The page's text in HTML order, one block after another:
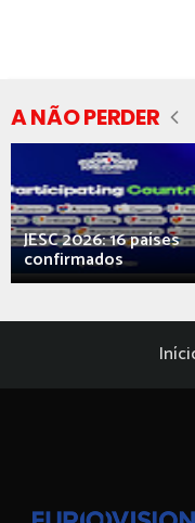
A NÃO PERDER
JESC 2026: 16 países
confirmados